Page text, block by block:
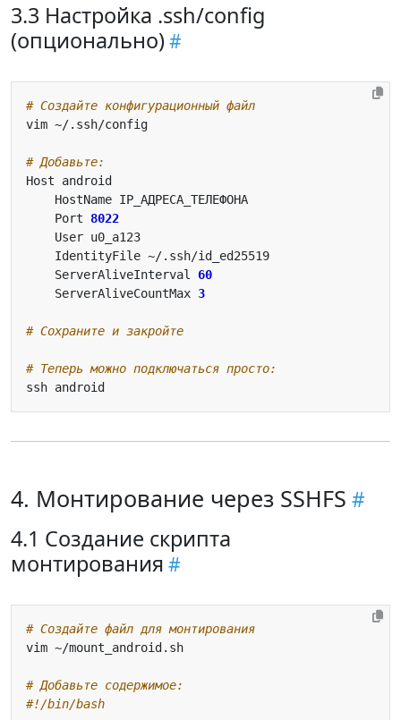
3.3 Настройка .ssh/config
(опционально)
# Создайте конфигурационный файл
# Добавьте:
    Port
8022
    ServerAliveInterval
60
    ServerAliveCountMax
3
# Сохраните и закройте
# Теперь можно подключаться просто:
4. Монтирование через SSHFS
4.1 Создание скрипта
монтирования
# Создайте файл для монтирования
# Добавьте содержимое:
#!/bin/bash